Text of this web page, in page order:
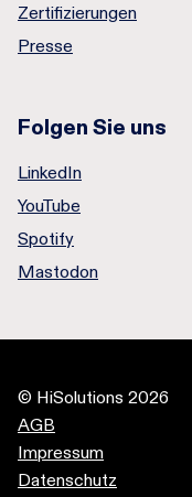
Zertifizierungen
Presse
Folgen Sie uns
LinkedIn
YouTube
Spotify
Mastodon
© HiSolutions 2026
AGB
Impressum
Datenschutz